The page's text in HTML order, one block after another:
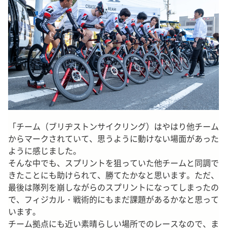
「チーム（ブリヂストンサイクリング）はやはり他チーム
からマークされていて、思うように動けない場面があった
ように感じました。
そんな中でも、スプリントを狙っていた他チームと同調で
きたことにも助けられて、勝てたかなと思います。ただ、
最後は隊列を崩しながらのスプリントになってしまったの
で、フィジカル・戦術的にもまだ課題があるかなと思って
います。
チーム拠点にも近い素晴らしい場所でのレースなので、ま